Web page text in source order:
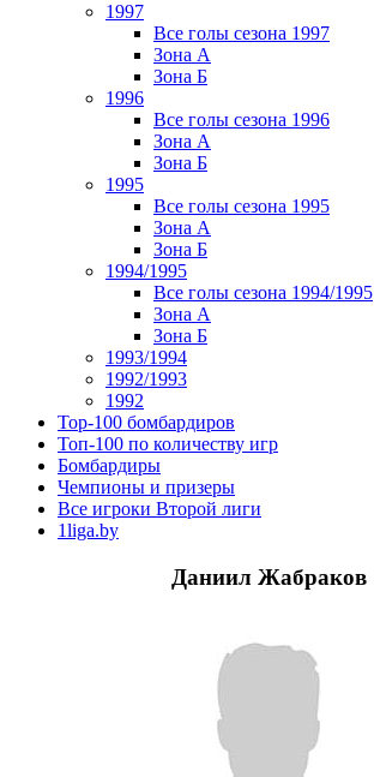
1997
Все голы сезона 1997
Зона А
Зона Б
1996
Все голы сезона 1996
Зона А
Зона Б
1995
Все голы сезона 1995
Зона А
Зона Б
1994/1995
Все голы сезона 1994/1995
Зона А
Зона Б
1993/1994
1992/1993
1992
Top-100 бомбардиров
Топ-100 по количеству игр
Бомбардиры
Чемпионы и призеры
Все игроки Второй лиги
1liga.by
Даниил Жабраков